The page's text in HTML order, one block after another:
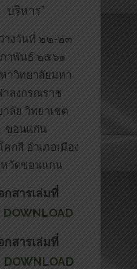
บริหาร”
างวันที่ ๒๒-๒๓
าพันธ์ ๒๕๖๑
าวิทยาลัยมหา
าลงกรณราช
าลัย วิทยาเขต
ขอนแก่น
คกสี อำเภอเมือง
หวัดขอนแก่น
กสารเล่มที่
DOWNLOAD
กสารเล่มที่
DOWNLOAD